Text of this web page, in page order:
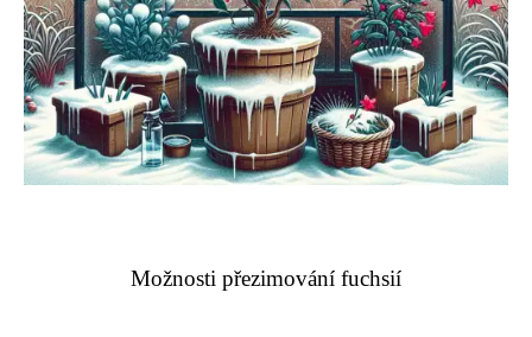
Možnosti přezimování fuchsií